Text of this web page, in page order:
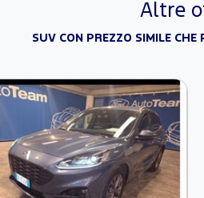
Altre
SUV CON PREZZO SIMILE CHE